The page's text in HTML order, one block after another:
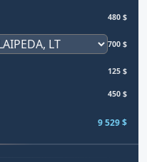
480 $
700 $
125 $
450 $
9 529 $